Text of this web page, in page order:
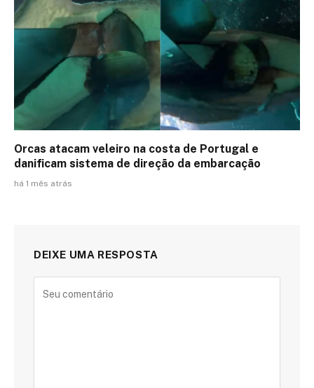
Orcas atacam veleiro na costa de Portugal e
danificam sistema de direção da embarcação
há 1 mês atrás
DEIXE UMA RESPOSTA